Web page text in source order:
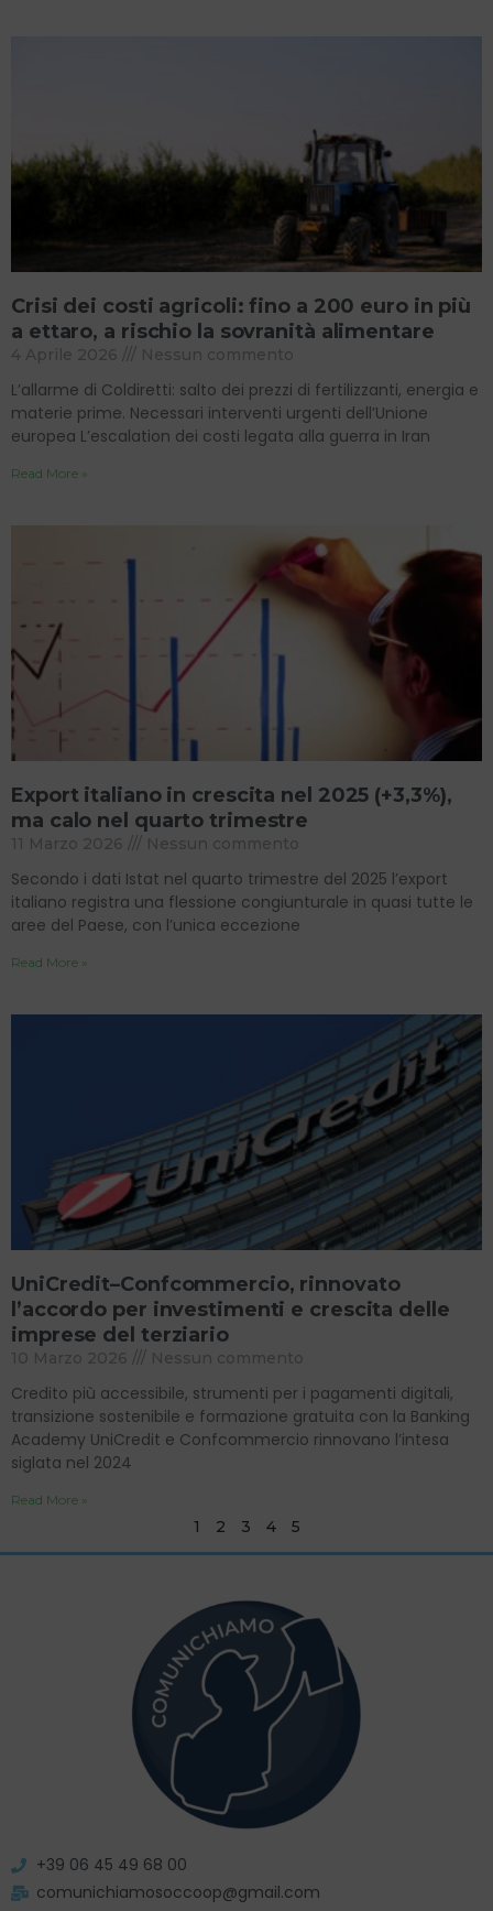
Crisi dei costi agricoli: fino a 200 euro in più
a ettaro, a rischio la sovranità alimentare
4 Aprile 2026 Nessun commento
L’allarme di Coldiretti: salto dei prezzi di fertilizzanti, energia e
materie prime. Necessari interventi urgenti dell’Unione
europea L’escalation dei costi legata alla guerra in Iran
Read More »
Export italiano in crescita nel 2025 (+3,3%),
ma calo nel quarto trimestre
11 Marzo 2026 Nessun commento
Secondo i dati Istat nel quarto trimestre del 2025 l’export
italiano registra una flessione congiunturale in quasi tutte le
aree del Paese, con l’unica eccezione
Read More »
UniCredit–Confcommercio, rinnovato
l’accordo per investimenti e crescita delle
imprese del terziario
10 Marzo 2026 Nessun commento
Credito più accessibile, strumenti per i pagamenti digitali,
transizione sostenibile e formazione gratuita con la Banking
Academy UniCredit e Confcommercio rinnovano l’intesa
siglata nel 2024
Read More »
1 2 3 4 5
+39 06 45 49 68 00
comunichiamosoccoop@gmail.com